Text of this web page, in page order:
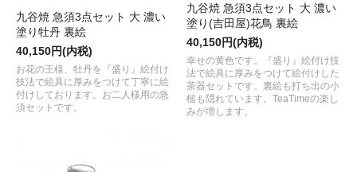
九谷焼 急須3点セット 大 濃い
塗り牡丹 裏絵
40,150円(内税)
お花の王様、牡丹を『盛り』絵付け
技法で絵具に厚みをつけて丁寧に絵
付けしております。お二人様用の急
須セットです。
九谷焼 急須3点セット 大 濃い
塗り(吉田屋)花鳥 裏絵
40,150円(内税)
幸せの黄色です。『盛り』絵付け技
法で絵具に厚みをつけて絵付けした
茶器セットです。裏絵も打ち出の小
槌も隠れています。TeaTimeの楽し
みが増します。